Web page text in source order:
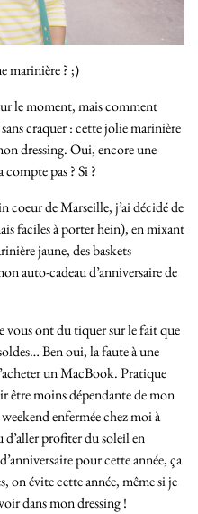
marinière ? ;)
le moment, mais comment
craquer : cette jolie marinière
dressing. Oui, encore une
pas ? Si ?
coeur de Marseille, j’ai décidé de
faciles à porter hein), en mixant
jaune, des baskets
auto-cadeau d’anniversaire de
vous ont du tiquer sur le fait que
Ben oui, la faute à une
un MacBook. Pratique
être moins dépendante de mon
enfermée chez moi à
d’aller profiter du soleil en
pour cette année, ça
on évite cette année, même si je
dans mon dressing !